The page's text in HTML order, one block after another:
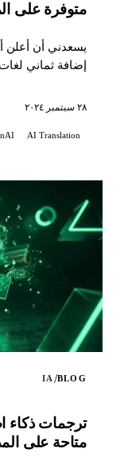
متوفرة على
يسعدني أن أعلن
إضافة ثماني
٢٨ سبتمبر ٢٠٢٤
AI Translation
BLOG
/
IA
متاحة على